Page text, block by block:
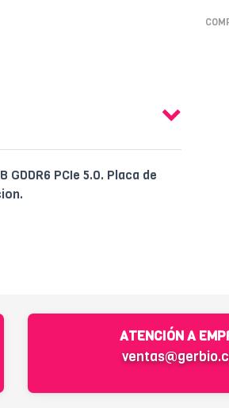
GDDR6 PCIe 5.0. Placa de
ATENCIÓN A